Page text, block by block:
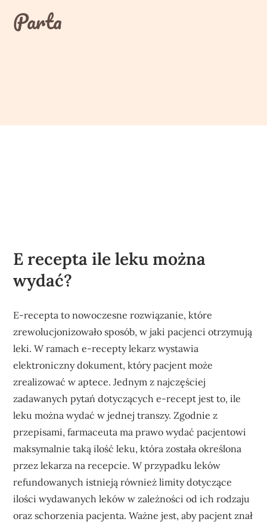
contentParta
E recepta ile leku można
wydać?
E-recepta to nowoczesne rozwiązanie, które
zrewolucjonizowało sposób, w jaki pacjenci otrzymują
leki. W ramach e-recepty lekarz wystawia
elektroniczny dokument, który pacjent może
zrealizować w aptece. Jednym z najczęściej
zadawanych pytań dotyczących e-recept jest to, ile
leku można wydać w jednej transzy. Zgodnie z
przepisami, farmaceuta ma prawo wydać pacjentowi
maksymalnie taką ilość leku, która została określona
przez lekarza na recepcie. W przypadku leków
refundowanych istnieją również limity dotyczące
ilości wydawanych leków w zależności od ich rodzaju
oraz schorzenia pacjenta. Ważne jest, aby pacjent znał